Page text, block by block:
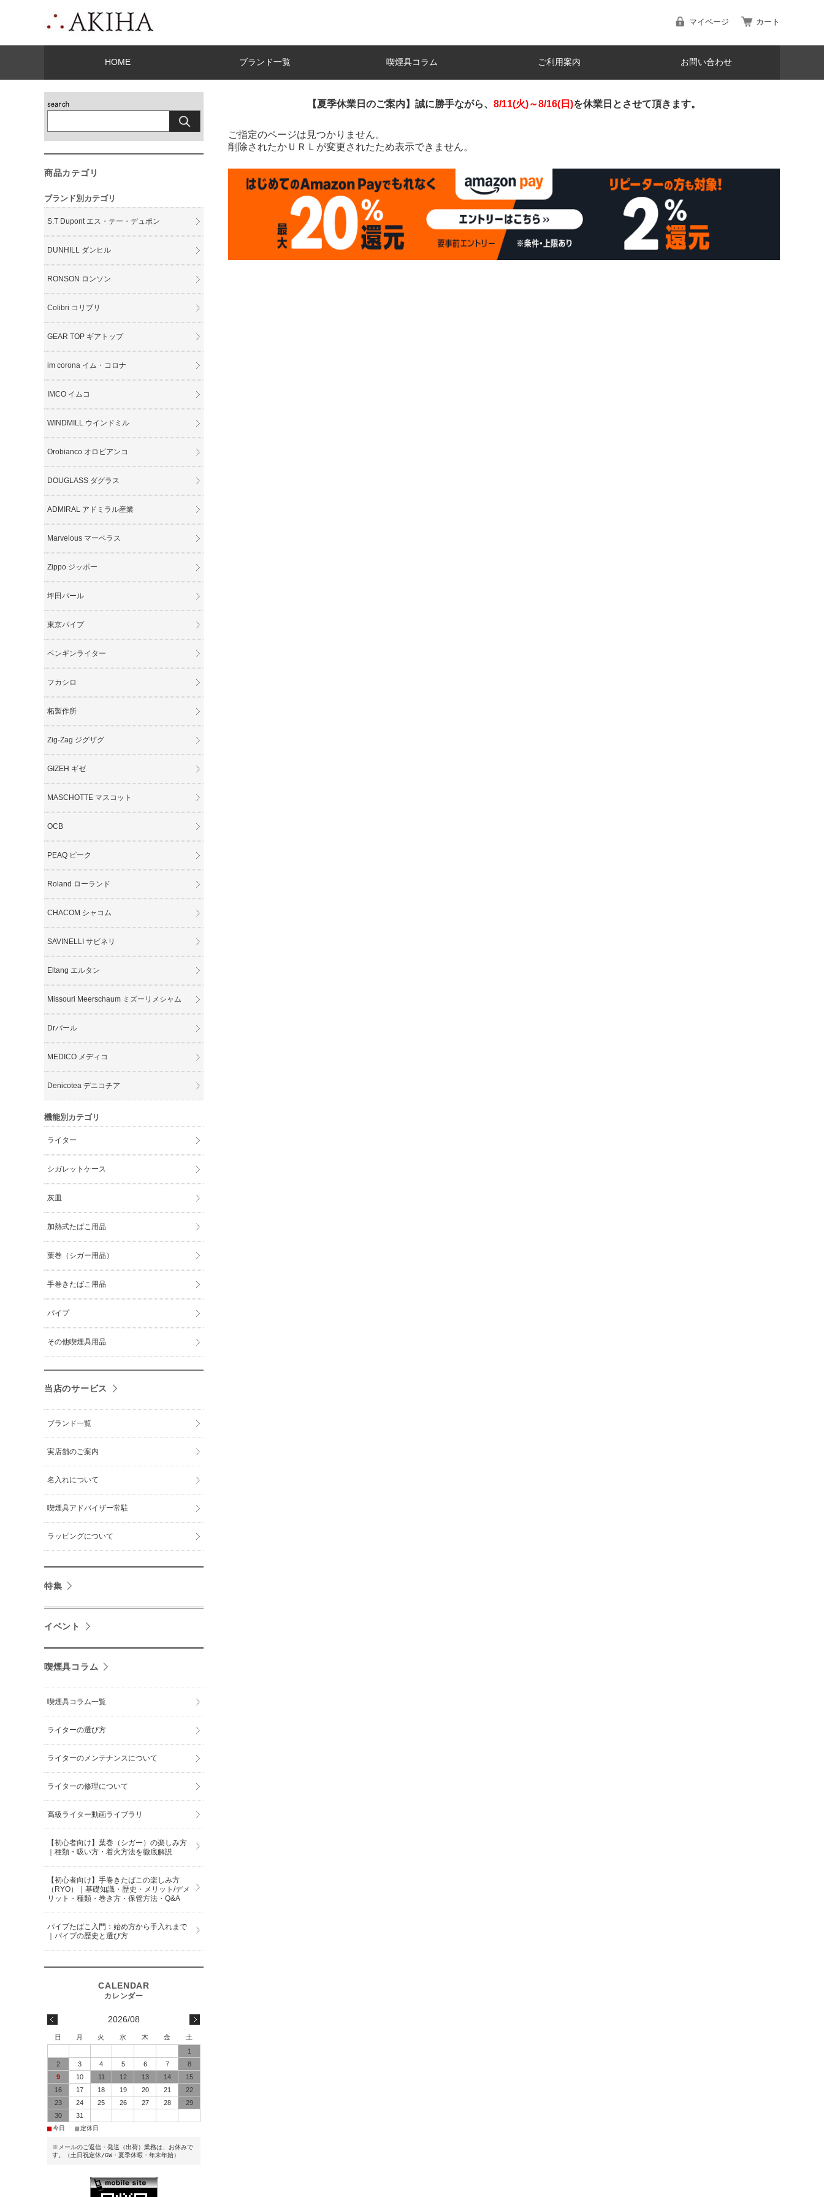
マイページ カート
HOME ブランド一覧 喫煙具コラム ご利用案内 お問い合わせ
【夏季休業日のご案内】誠に勝手ながら、 8/11(火)～8/16(日)を休業日とさせて頂きます。
ご指定のページは見つかりません。
削除されたかＵＲＬが変更されたため表示できません。
商品カテゴリ
ブランド別カテゴリ
S.T Dupont エス・テー・デュポン
DUNHILL ダンヒル
RONSON ロンソン
Colibri コリブリ
GEAR TOP ギアトップ
im corona イム・コロナ
IMCO イムコ
WINDMILL ウインドミル
Orobianco オロビアンコ
DOUGLASS ダグラス
ADMIRAL アドミラル産業
Marvelous マーベラス
Zippo ジッポー
坪田パール
東京パイプ
ペンギンライター
フカシロ
柘製作所
Zig-Zag ジグザグ
GIZEH ギゼ
MASCHOTTE マスコット
OCB
PEAQ ピーク
Roland ローランド
CHACOM シャコム
SAVINELLI サビネリ
Eltang エルタン
Missouri Meerschaum ミズーリメシャム
Drパール
MEDICO メディコ
Denicotea デニコチア
機能別カテゴリ
ライター
シガレットケース
灰皿
加熱式たばこ用品
葉巻（シガー用品）
手巻きたばこ用品
パイプ
その他喫煙具用品
当店のサービス
ブランド一覧
実店舗のご案内
名入れについて
喫煙具アドバイザー常駐
ラッピングについて
特集
イベント
喫煙具コラム
喫煙具コラム一覧
ライターの選び方
ライターのメンテナンスについて
ライターの修理について
高級ライター動画ライブラリ
【初心者向け】葉巻（シガー）の楽しみ方
｜種類・吸い方・着火方法を徹底解説
【初心者向け】手巻きたばこの楽しみ方
（RYO）｜基礎知識・歴史・メリット/デメ
リット・種類・巻き方・保管方法・Q&A
パイプたばこ入門：始め方から手入れまで
｜パイプの歴史と選び方
2026/08
日 月 火 水 木 金
土
1
2
3 4 5 6 7
8
9
10 11 12 13 14
15
16
17 18 19 20 21
22
23
24 25 26 27 28
29
30
31
■今日 ■定休日
※メールのご返信・発送（出荷）業務は、お休みで
す。（土日祝定休/GW・夏季休暇・年末年始）